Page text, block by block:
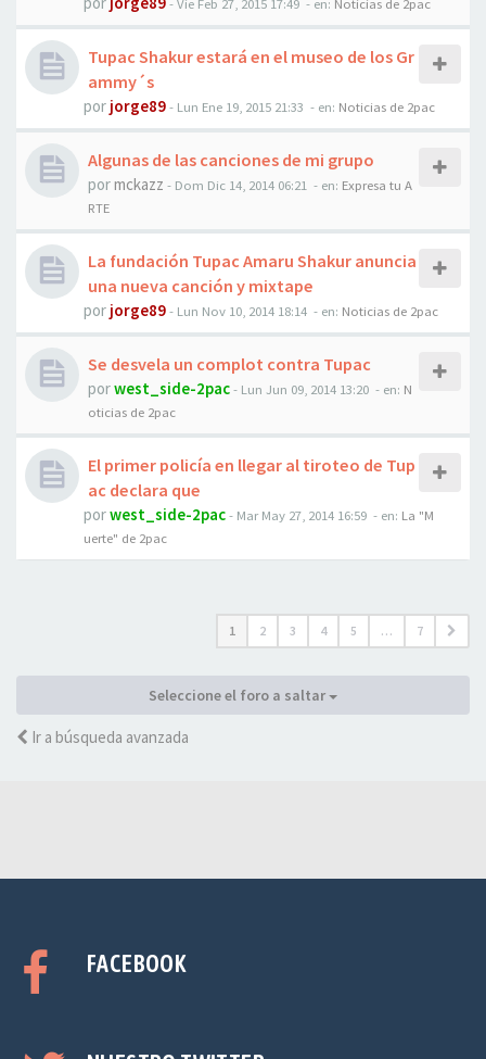
Tupac Shakur estará en el museo de los Gr
ammy´s
por jorge89- Lun Ene 19, 2015 21:33 - en: Noticias de 2pac
Algunas de las canciones de mi grupo
pormckazz - Dom Dic 14, 2014 06:21 - en: Expresa tu A
RTE
La fundación Tupac Amaru Shakur anuncia
una nueva canción y mixtape
por jorge89- Lun Nov 10, 2014 18:14 - en: Noticias de 2pac
Se desvela un complot contra Tupac
porwest_side-2pac- Lun Jun 09, 2014 13:20 - en: N
oticias de 2pac
El primer policía en llegar al tiroteo de Tup
ac declara que
porwest_side-2pac- Mar May 27, 2014 16:59 - en: La "M
uerte" de 2pac
1 2 3 4 5 … 7
Seleccione el foro a saltar
Ir a búsqueda avanzada
FACEBOOK